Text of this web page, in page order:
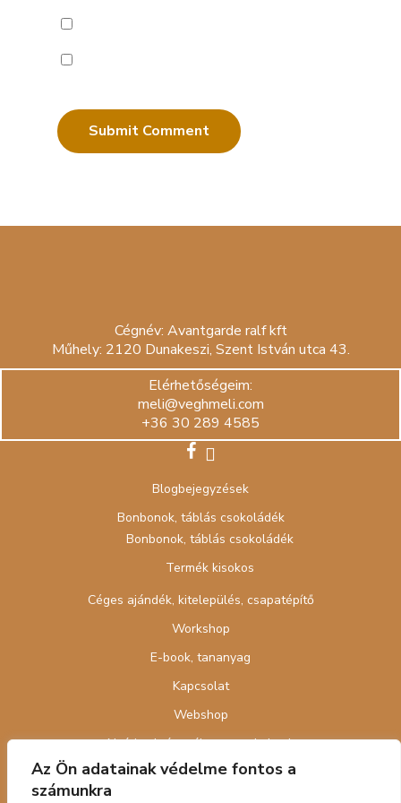
Az Ön adatainak védelme fontos a
számunkra
Cégnév: Avantgarde ralf kft
Műhely: 2120 Dunakeszi, Szent István utca 43.
Elérhetőségeim:
meli@veghmeli.com
+36 30 289 4585
facebookinstagram
Blogbejegyzések
Bonbonok, táblás csokoládék
Bonbonok, táblás csokoládék
Termék kisokos
Céges ajándék, kitelepülés, csapatépítő
Workshop
E-book, tananyag
Kapcsolat
Webshop
Nyári cukrász tábor gyerekeknek